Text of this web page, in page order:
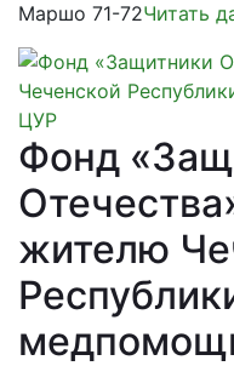
Маршо 71-72Читать
ЦУР
Фонд
жителю